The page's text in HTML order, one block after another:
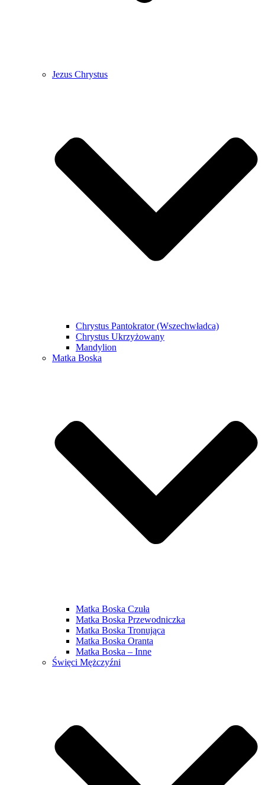
Jezus Chrystus
Chrystus Pantokrator (Wszechwładca)
Chrystus Ukrzyżowany
Mandylion
Matka Boska
Matka Boska Czuła
Matka Boska Przewodniczka
Matka Boska Tronująca
Matka Boska Oranta
Matka Boska – Inne
Święci Mężczyźni